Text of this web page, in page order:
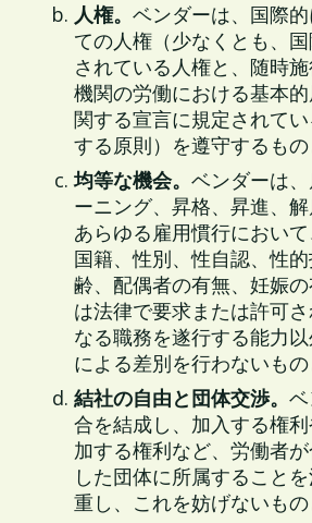
人権。 ベンダーは、国際
ての人権（少なくとも、
されている人権と、随時
機関の労働における基本
関する宣言に規定されて
する原則）を遵守するもの
均等な機会。 ベンダーは
ーニング、昇格、昇進、
あらゆる雇用慣行において
国籍、性別、性自認、性
齢、配偶者の有無、妊娠
は法律で要求または許可
なる職務を遂行する能力
による差別を行わないもの
結社の自由と団体交渉。
合を結成し、加入する権
加する権利など、労働者
した団体に所属すること
重し、これを妨げないもの